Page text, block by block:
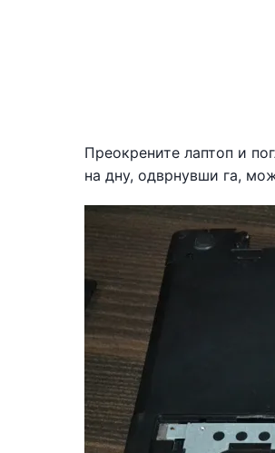
Преокрените лаптоп и
на дну, одврнувши га,